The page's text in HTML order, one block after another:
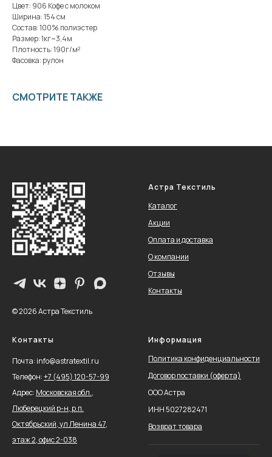
Цвет: 906 Кофе с молоком
Ширина: 154 см
Состав: 100% полиэстер
Размер: 1кг~3,4м
Плотность: 190г/м²
Фасовка: рулон
СМОТРИТЕ ТАКЖЕ
© 2026 Астра Текстиль
Астра Текстиль
Каталог
Акции
Оплата и доставка
О компании
Отзывы
Контакты
Контакты
Почта: info@astratextil.ru
Телефон:+7 (495) 120-57-99
Адрес: Московская обл.,
Люберецкий р-н, р.п.
Октябрьский, ул Ленина 47,
этаж 2, офис 2-038
Информация
Политика конфиденциальности
Договор поставки (оферта)
ООО Астра
ИНН 5027282471
Возврат товара